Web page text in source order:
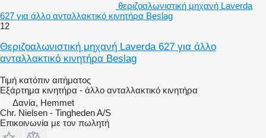
θεριζοαλωνιστική μηχανή Laverda
627 για άλλο ανταλλακτικό κινητήρα Beslag
12
Θεριζοαλωνιστική μηχανή Laverda 627 για άλλο
ανταλλακτικό κινητήρα Beslag
Τιμή κατόπιν αιτήματος
Εξάρτημα κινητήρα - άλλο ανταλλακτικό κινητήρα
Δανία, Hemmet
Chr. Nielsen - Tingheden A/S
Επικοινωνία με τον πωλητή